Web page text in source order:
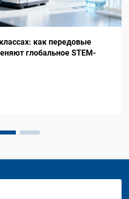
как передовые
глобальное STEM-